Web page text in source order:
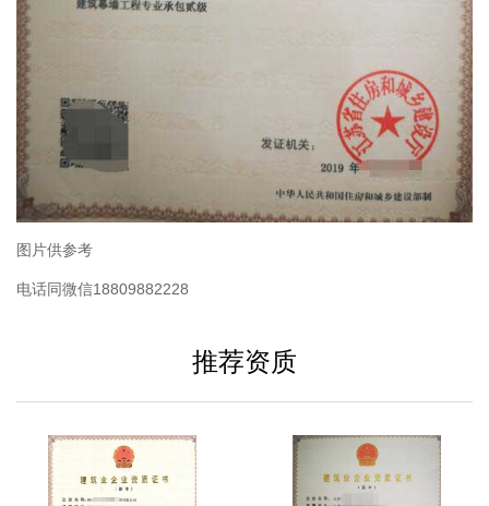
图片供参考
电话同微信18809882228
推荐资质